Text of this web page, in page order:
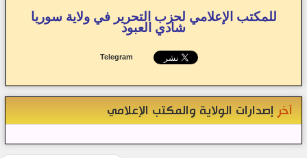
للمكتب الإعلامي لحزب التحرير في ولاية سوريا
شادي العبود
Telegram
آخر إصدارات الولاية والمكتب الإعلامي